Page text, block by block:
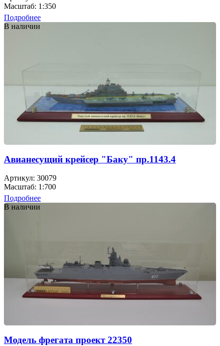
Масштаб: 1:350
Подробнее
В наличии
Авианесущий крейсер "Баку" пр.1143.4
Артикул: 30079
Масштаб: 1:700
Подробнее
В наличии
Модель фрегата проект 22350